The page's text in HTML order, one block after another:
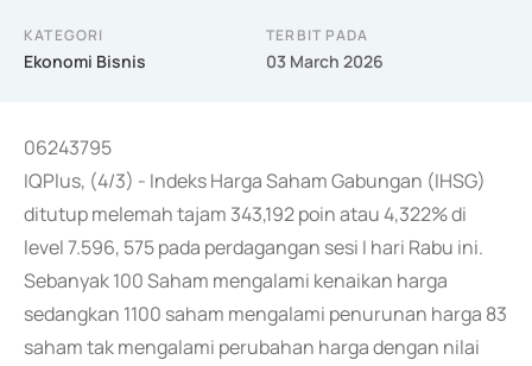
KATEGORI
Ekonomi Bisnis
TERBIT PADA
03 March 2026
06243795
IQPlus, (4/3) - Indeks Harga Saham Gabungan (IHSG)
ditutup melemah tajam 343,192 poin atau 4,322% di
level 7.596, 575 pada perdagangan sesi I hari Rabu ini.
Sebanyak 100 Saham mengalami kenaikan harga
sedangkan 1100 saham mengalami penurunan harga 83
saham tak mengalami perubahan harga dengan nilai